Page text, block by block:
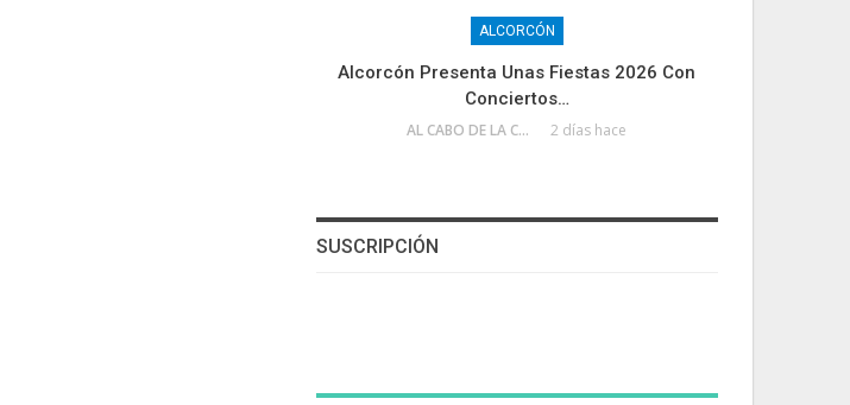
ALCORCÓN
Alcorcón Presenta Unas Fiestas 2026 Con
Conciertos…
AL CABO DE LA CALLE 2 días hace
SUSCRIPCIÓN